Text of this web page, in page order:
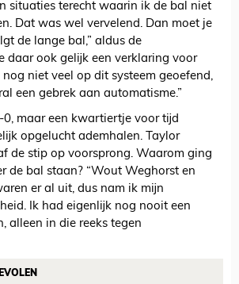
situaties terecht waarin ik de bal niet
Dat was wel vervelend. Dan moet je
de lange bal,” aldus de
daar ook gelijk een verklaring voor
nog niet veel op dit systeem geoefend,
een gebrek aan automatisme.”
0, maar een kwartiertje voor tijd
opgelucht ademhalen. Taylor
de stip op voorsprong. Waarom ging
de bal staan? “Wout Weghorst en
er al uit, dus nam ik mijn
Ik had eigenlijk nog nooit een
alleen in die reeks tegen